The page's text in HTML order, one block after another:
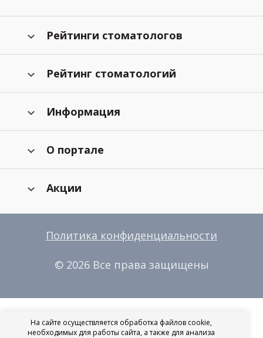
Рейтинги стоматологов
Рейтинг стоматологий
Информация
О портале
Акции
Политика конфиденциальности
© 2026 Все права защищены
На сайте осуществляется обработка файлов cookie,
необходимых для работы сайта, а также для анализа